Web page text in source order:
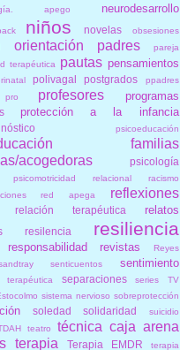
apego neurodesarrollo
niños novelas obsesiones
orientación padres
pareja
terapéutica
pautas pensamientos
polivagal postgrados
ppadres
pro profesores programas
protección a la infancia
psicoeducación
familias
acogedoras
psicología
psicomotricidad relacional
racismo
red apega reflexiones
relación terapéutica relatos
resilencia resiliencia
responsabilidad revistas
Reyes
senticuentos sentimiento
terapéutica separaciones
series TV
sistema nervioso sobreprotección
soledad solidaridad suicidio
teatro
técnica caja arena
terapia Terapia EMDR terapia